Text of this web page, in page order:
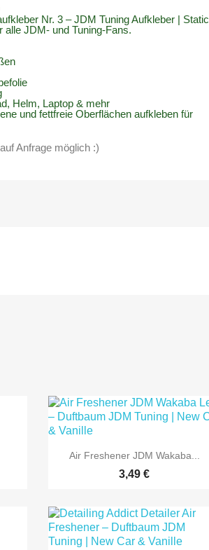
Nr. 3 – JDM Tuning Aufkleber | Static
alle JDM- und Tuning-Fans.
Helm, Laptop & mehr
und fettfreie Oberflächen aufkleben für
Anfrage möglich :)
 Vorschau
Air Freshener JDM Wakaba...
3,49 €